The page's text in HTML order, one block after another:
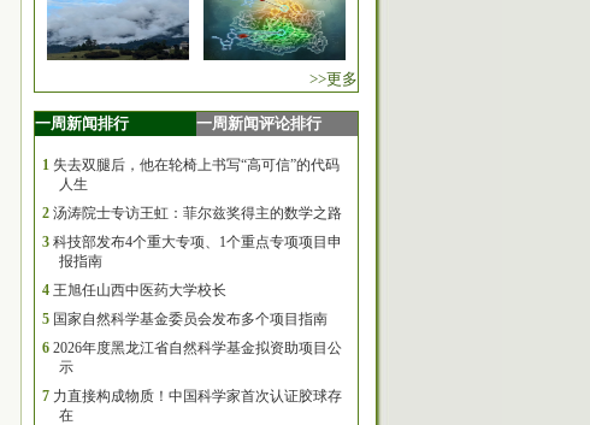
>>更多
一周新闻排行 一周新闻评论排行
1 失去双腿后，他在轮椅上书写“高可信”的代码
人生
2 汤涛院士专访王虹：菲尔兹奖得主的数学之路
3 科技部发布4个重大专项、1个重点专项项目申
报指南
4 王旭任山西中医药大学校长
5 国家自然科学基金委员会发布多个项目指南
6 2026年度黑龙江省自然科学基金拟资助项目公
示
7 力直接构成物质！中国科学家首次认证胶球存
在